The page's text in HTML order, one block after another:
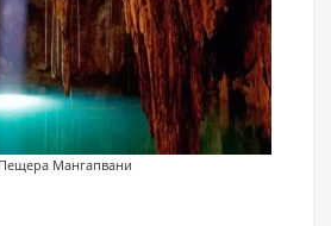
Пещера Мангапвани